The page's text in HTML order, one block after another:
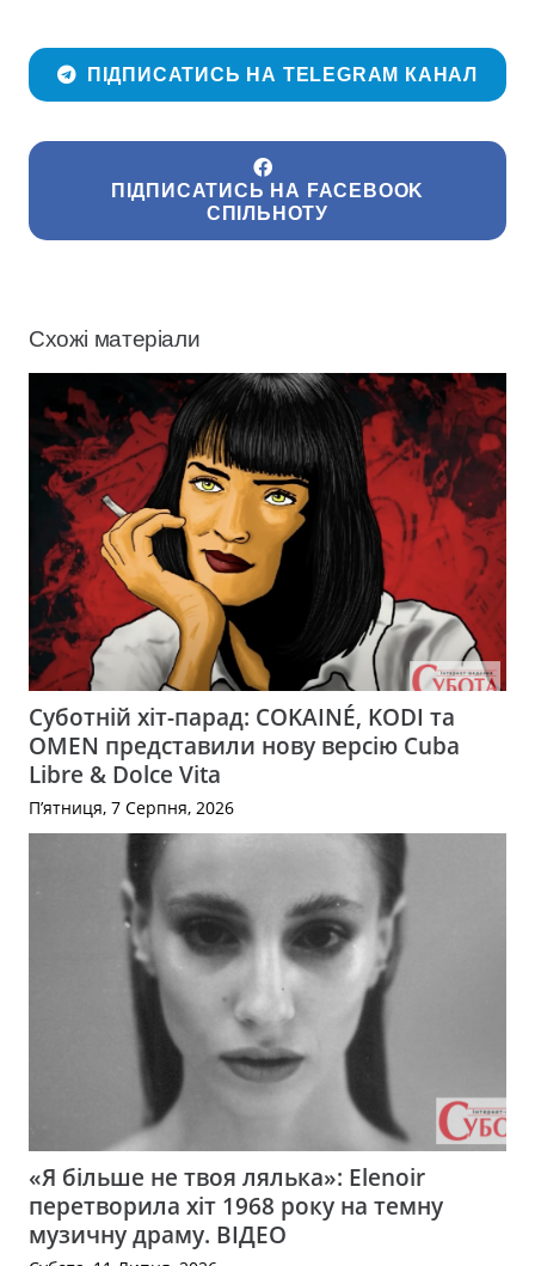
ПІДПИСАТИСЬ НА TELEGRAM КАНАЛ
ПІДПИСАТИСЬ НА FACEBOOK
СПІЛЬНОТУ
Схожі матеріали
Суботній хіт-парад: COKAINÉ, KODI та
OMEN представили нову версію Cuba
Libre & Dolce Vita
П’ятниця, 7 Серпня, 2026
«Я більше не твоя лялька»: Elenoir
перетворила хіт 1968 року на темну
музичну драму. ВІДЕО